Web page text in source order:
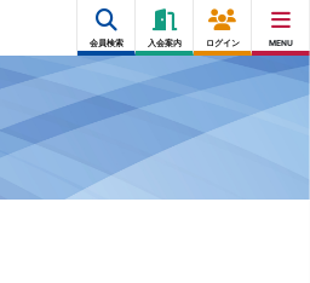
会員検索 入会案内 ログイン MENU